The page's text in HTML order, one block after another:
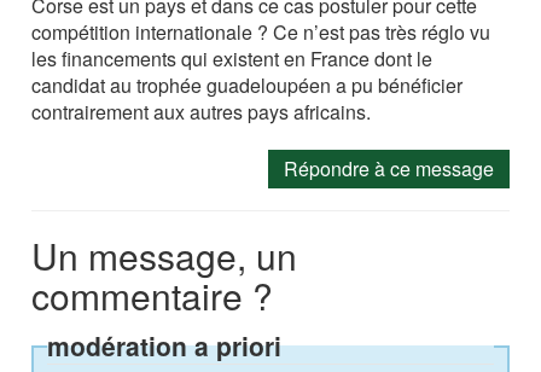
Corse est un pays et dans ce cas postuler pour cette
compétition internationale ? Ce n’est pas très réglo vu
les financements qui existent en France dont le
candidat au trophée guadeloupéen a pu bénéficier
contrairement aux autres pays africains.
Répondre à ce message
Un message, un
commentaire ?
modération a priori